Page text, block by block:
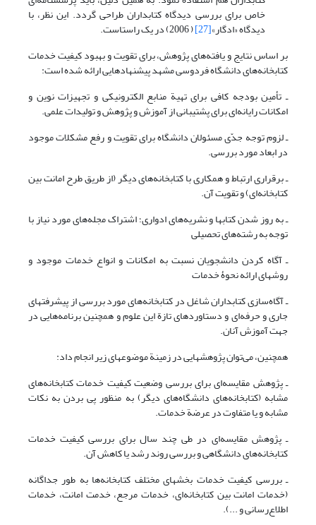
خاص برای بررسی دیدگاه کتابداران طراحی گردد. این نظر، با
دیدگاه «ادگار»[27]
( 2006) در یک راستاست.
بر اساس نتایج و یافته‌های پژوهش، برای تقویت و بهبود کیفیت خدمات
کتابخانه‌های دانشگاه فردوسی مشهد پیشنهادهایی ارائه شده است:
ـ تأمین بودجه کافی برای تهیة منابع الکترونیکی و تجهیزات نوین و
امکانات رایانه‌ای برای پشتیبانی از آموزش و پژوهش و تولیدات علمی.
ـ لزوم توجه جدّی مسئولان دانشگاه برای تقویت و رفع مشکلات موجود
در ابعاد مورد بررسی.
ـ برقراری ارتباط و همکاری با کتابخانه‌های دیگر (از طریق طرح امانت بین
کتابخانه‌ای) و تقویت آن.
ـ به روز شدن کتابها و نشریه‌های ادواری؛ اشتراک مجله‌‌های مورد نیاز با
توجه به رشته‌های تحصیلی
ـ آگاه کردن دانشجویان نسبت به امکانات و انواع خدمات موجود و
روشهای ارائه نحوۀ خدمات
ـ آگاه‌سازی کتابداران شاغل در کتابخانه‌های مورد بررسی از پیشرفتهای
جاری و حرفه‌ای و دستاوردهای تازة این علوم و همچنین برنامه‌هایی در
جهت آموزش آنان.
همچنین، می‌توان پژوهشهایی در زمینة موضوعهای زیر انجام داد:
ـ پژوهش مقایسه‌ای برای بررسی وضعیت کیفیت خدمات کتابخانه‌های
مشابه (کتابخانه‌های دانشگاه‌های دیگر) به منظور پی بردن به نکات
مشابه و یا متفاوت در عرضة خدمات.
ـ پژوهش مقایسه‌ای در طی چند سال برای بررسی کیفیت خدمات
کتابخانه‌های دانشگاهی و بررسی روند رشد یا کاهش آن.
ـ بررسی کیفیت خدمات بخشهای مختلف کتابخانه‌ها به طور جداگانه
(خدمات امانت بین کتابخانه‌ای، خدمات مرجع، خدمت امانت، خدمات
اطلاع‌رسانی و ...).